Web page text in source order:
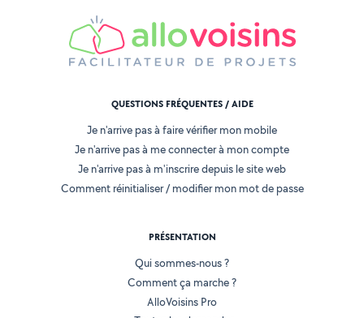
QUESTIONS FRÉQUENTES / AIDE
Je n'arrive pas à faire vérifier mon mobile
Je n'arrive pas à me connecter à mon compte
Je n'arrive pas à m'inscrire depuis le site web
Comment réinitialiser / modifier mon mot de passe
PRÉSENTATION
Qui sommes-nous ?
Comment ça marche ?
AlloVoisins Pro